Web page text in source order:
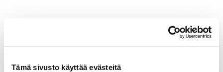
Tämä sivusto käyttää evästeitä
USA-auton osat
Ohjauslaitteet ja jousitus